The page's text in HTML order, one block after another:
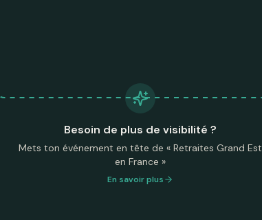
Besoin de plus de visibilité ?
Mets ton événement en tête de « Retraites Grand Est
en France »
En savoir plus